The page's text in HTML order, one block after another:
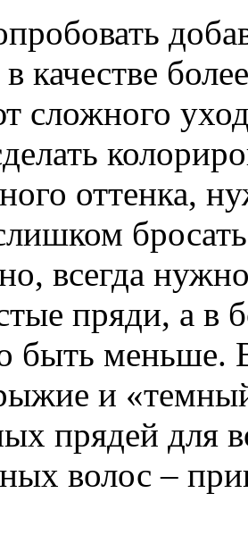
качестве
сложного
оттенка,
всегда
пряди, а в
быть меньше.
и
прядей для
волос –